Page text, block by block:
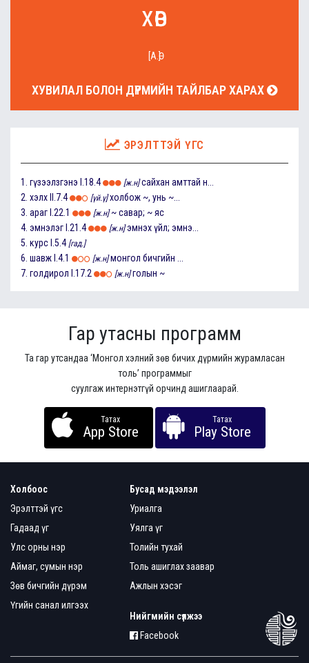
хөв
[А.Ө]
ХУВИЛАЛ БОЛОН ДҮРМИЙН ТАЙЛБАР ХАРАХ
ЭРЭЛТТЭЙ ҮГС
1. гүзээлзгэнэ I.18.4 [ж.н] сайхан амттай н...
2. хэлх II.7.4 [үй.ү] холбож ~, унь ~...
3. араг I.22.1 [ж.н] ~ савар; ~ яс
4. эмнэлэг I.21.4 [ж.н] эмнэх үйл; эмнэ...
5. курс I.5.4 [гад.]
6. шавж I.4.1 [ж.н] монгол бичгийн ...
7. голдирол I.17.2 [ж.н] голын ~
Гар утасны программ
Та гар утсандаа ‘Монгол хэлний зөв бичих дүрмийн журамласан
толь’ программыг
суулгаж интернэтгүй орчинд ашиглаарай.
Татах
App Store
Татах
Play Store
Холбоос
Эрэлттэй үгс
Гадаад үг
Улс орны нэр
Аймаг, сумын нэр
Зөв бичгийн дүрэм
Үгийн санал илгээх
Бусад мэдээлэл
Уриалга
Уялга үг
Толийн тухай
Толь ашиглах заавар
Ажлын хэсэг
Нийгмийн сүлжээ
Facebook